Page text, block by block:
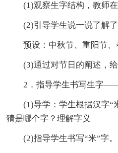
(1)观察生字结构，教师
(2)引导学生说一说了解
预设：中秋节、重阳节
(3)通过对节日的阐述，
2．指导学生书写生字——
(1)导学：学生根据汉字“
猜是哪个字？理解字义
(2)指导学生书写“米”字。